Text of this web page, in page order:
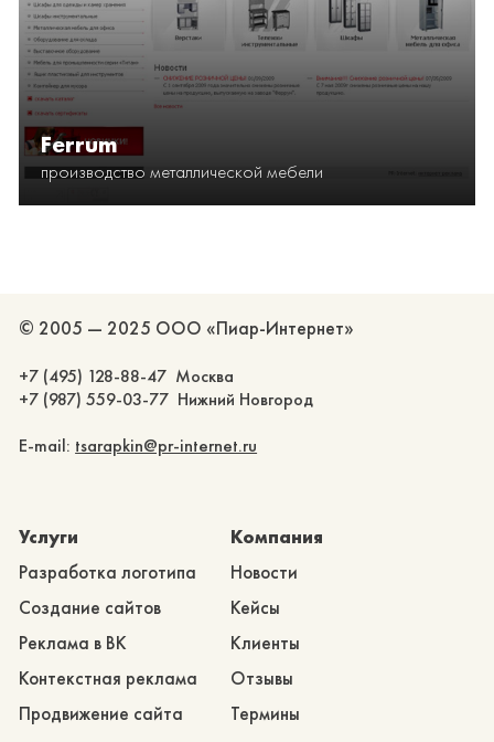
Ferrum
производство металлической мебели
© 2005 — 2025 ООО «Пиар-Интернет»
+7 (495) 128-88-47 Москва
+7 (987) 559-03-77 Нижний Новгород
E-mail: tsarapkin@pr-internet.ru
Услуги
Разработка логотипа
Создание сайтов
Реклама в ВК
Контекстная реклама
Продвижение сайта
Компания
Новости
Кейсы
Клиенты
Отзывы
Термины